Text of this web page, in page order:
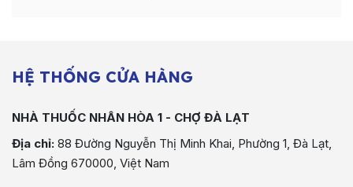
HỆ THỐNG CỬA HÀNG
NHÀ THUỐC NHÂN HÒA 1 - CHỢ ĐÀ LẠT
Địa chỉ: 88 Đường Nguyễn Thị Minh Khai, Phường 1, Đà Lạt,
Lâm Đồng 670000, Việt Nam